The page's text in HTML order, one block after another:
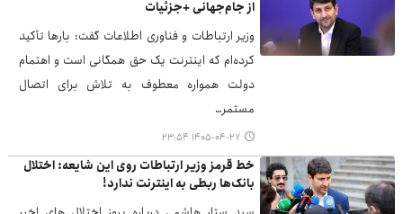
از جام‌جهانی +جزئیات
وزیر ارتباطات و فناوری اطلاعات گفت: بارها تأکید
کرده‌ام که اینترنت یک حق همگانی است و اهتمام
دولت همواره معطوف به تلاش برای اتصال
مستمر…
۱۴۰۵-۰۴-۲۷ ۲۳:۵۴
خط قرمز وزیر ارتباطات روی این شایعه: اختلال
بانک‌ها ربطی به اینترنت ندارد!